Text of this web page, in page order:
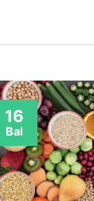
16
Bal